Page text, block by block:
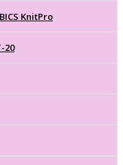
KnitPro
20